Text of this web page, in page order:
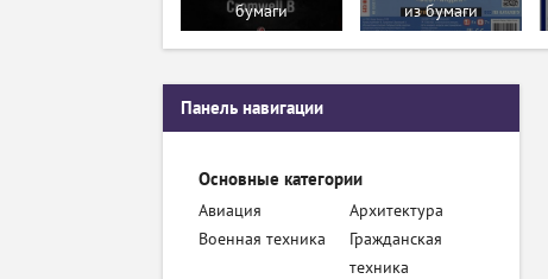
бумаги
из бумаги
Панель навигации
Основные категории
Авиация
Архитектура
Военная техника
Гражданская
техника